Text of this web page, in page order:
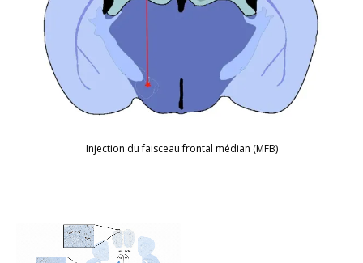
Injection du faisceau frontal médian (MFB)